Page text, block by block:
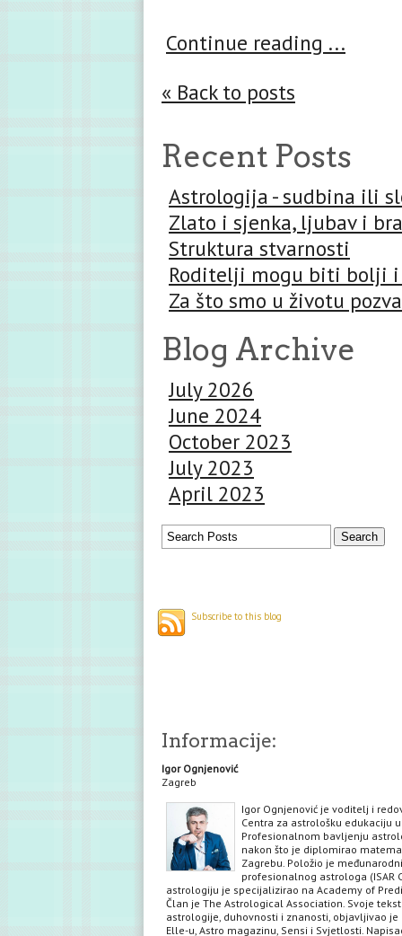
Continue reading ...
« Back to posts
Recent Posts
Astrologija - sudbina ili
Zlato i sjenka, ljubav i
Struktura stvarnosti
Roditelji mogu biti bolji
Za što smo u životu
Blog Archive
July 2026
June 2024
October 2023
July 2023
April 2023
Subscribe to this blog
Informacije:
Igor Ognjenović
Zagreb
Igor Ognjenović je voditelj i
Centra za astrološku edukaciju
Profesionalnom bavljenju
nakon što je diplomirao
Zagrebu. Položio je
profesionalnog astrologa (ISAR
astrologiju je specijalizirao na Academy of
Član je The Astrological Association. Svoje
astrologije, duhovnosti i znanosti, objavljivao je
Elle-u, Astro magazinu, Sensi i Svjetlosti.